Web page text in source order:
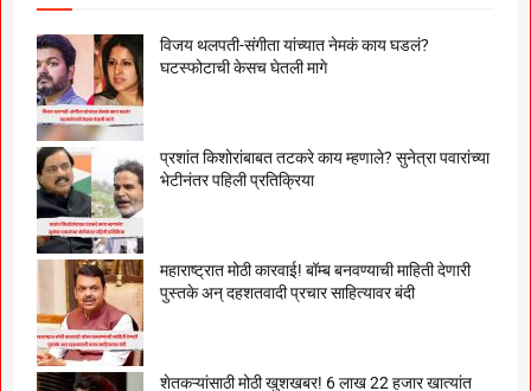
विजय थलपती-संगीता यांच्यात नेमकं काय घडलं?
घटस्फोटाची केसच घेतली मागे
प्रशांत किशोरांबाबत तटकरे काय म्हणाले? सुनेत्रा पवारांच्या
भेटीनंतर पहिली प्रतिक्रिया
महाराष्ट्रात मोठी कारवाई! बॉम्ब बनवण्याची माहिती देणारी
पुस्तके अन् दहशतवादी प्रचार साहित्यावर बंदी
शेतकऱ्यांसाठी मोठी खुशखबर! 6 लाख 22 हजार खात्यांत